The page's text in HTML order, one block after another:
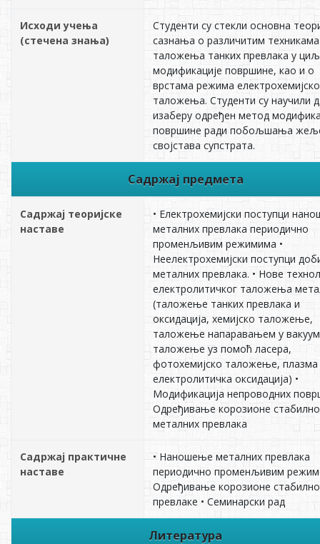
Исходи учења
(стечена знања)
Студенти су стекли основна
сазнања о различитим техникама
таложења танких превлака у
модификације површине, као и о
врстама режима
таложења. Студенти су научили
изаберу одређен метод
површине ради побољшања
својстава супстрата.
Садржај предмета
Садржај теоријске
наставе
• Електрохемијски поступци
металних превлака периодично
променљивим режимима •
Неелектрохемијски поступци
металних превлака. • Нове
електролитичког таложења
(таложење танких превлака и
оксидација, хемијско таложење,
таложење напаравањем у
таложење уз помоћ ласера,
фотохемијско таложење, плазма
електролитичка оксидација) •
Модификација непроводних
Одређивање корозионе
металних превлака
Садржај практичне
наставе
• Наношење металних превлака
периодично променљивим
Одређивање корозионе
превлаке • Семинарски рад
Литература